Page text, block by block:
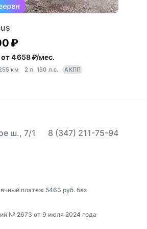
₽
4 658 ₽/мес.
км 2 л, 150 л.с. АКПП
ш., 7/1 8 (347) 211-75-94
платеж 5463 руб. без
№ 2673 от 9 июля 2024 года